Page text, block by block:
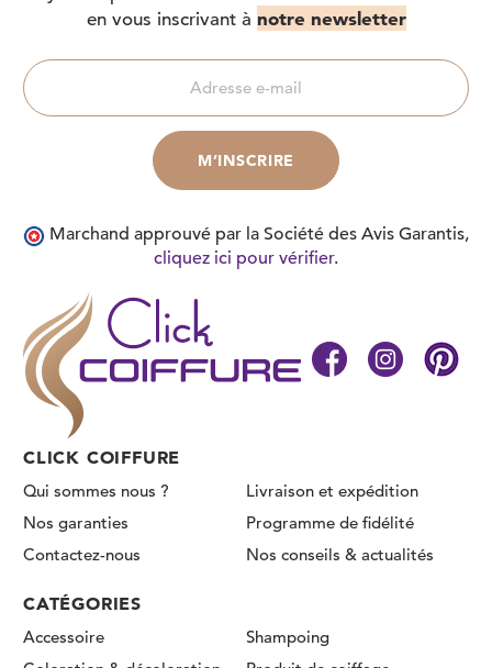
CLICK COIFFURE
Qui sommes nous ?
Livraison et expédition
Nos garanties
Programme de fidélité
Contactez-nous
Nos conseils & actualités
CATÉGORIES
Accessoire
Shampoing
en vous inscrivant à notre newsletter
Marchand approuvé par la Société des Avis Garantis,
cliquez ici pour vérifier.